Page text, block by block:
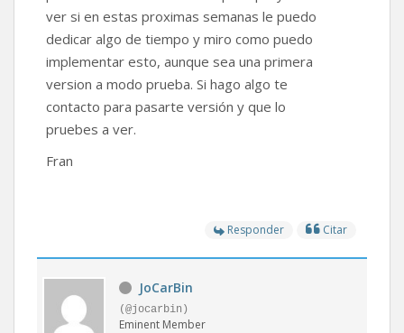
ver si en estas proximas semanas le puedo
dedicar algo de tiempo y miro como puedo
implementar esto, aunque sea una primera
version a modo prueba. Si hago algo te
contacto para pasarte versión y que lo
pruebes a ver.
Fran
Responder Citar
JoCarBin
(@jocarbin)
Eminent Member